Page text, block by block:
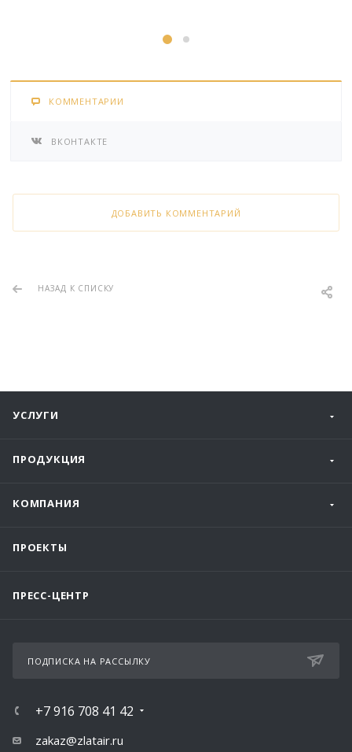
КОММЕНТАРИИ
ВКОНТАКТЕ
ДОБАВИТЬ КОММЕНТАРИЙ
НАЗАД К СПИСКУ
УСЛУГИ
ПРОДУКЦИЯ
КОМПАНИЯ
ПРОЕКТЫ
ПРЕСС-ЦЕНТР
ПОДПИСКА НА РАССЫЛКУ
+7 916 708 41 42
zakaz@zlatair.ru